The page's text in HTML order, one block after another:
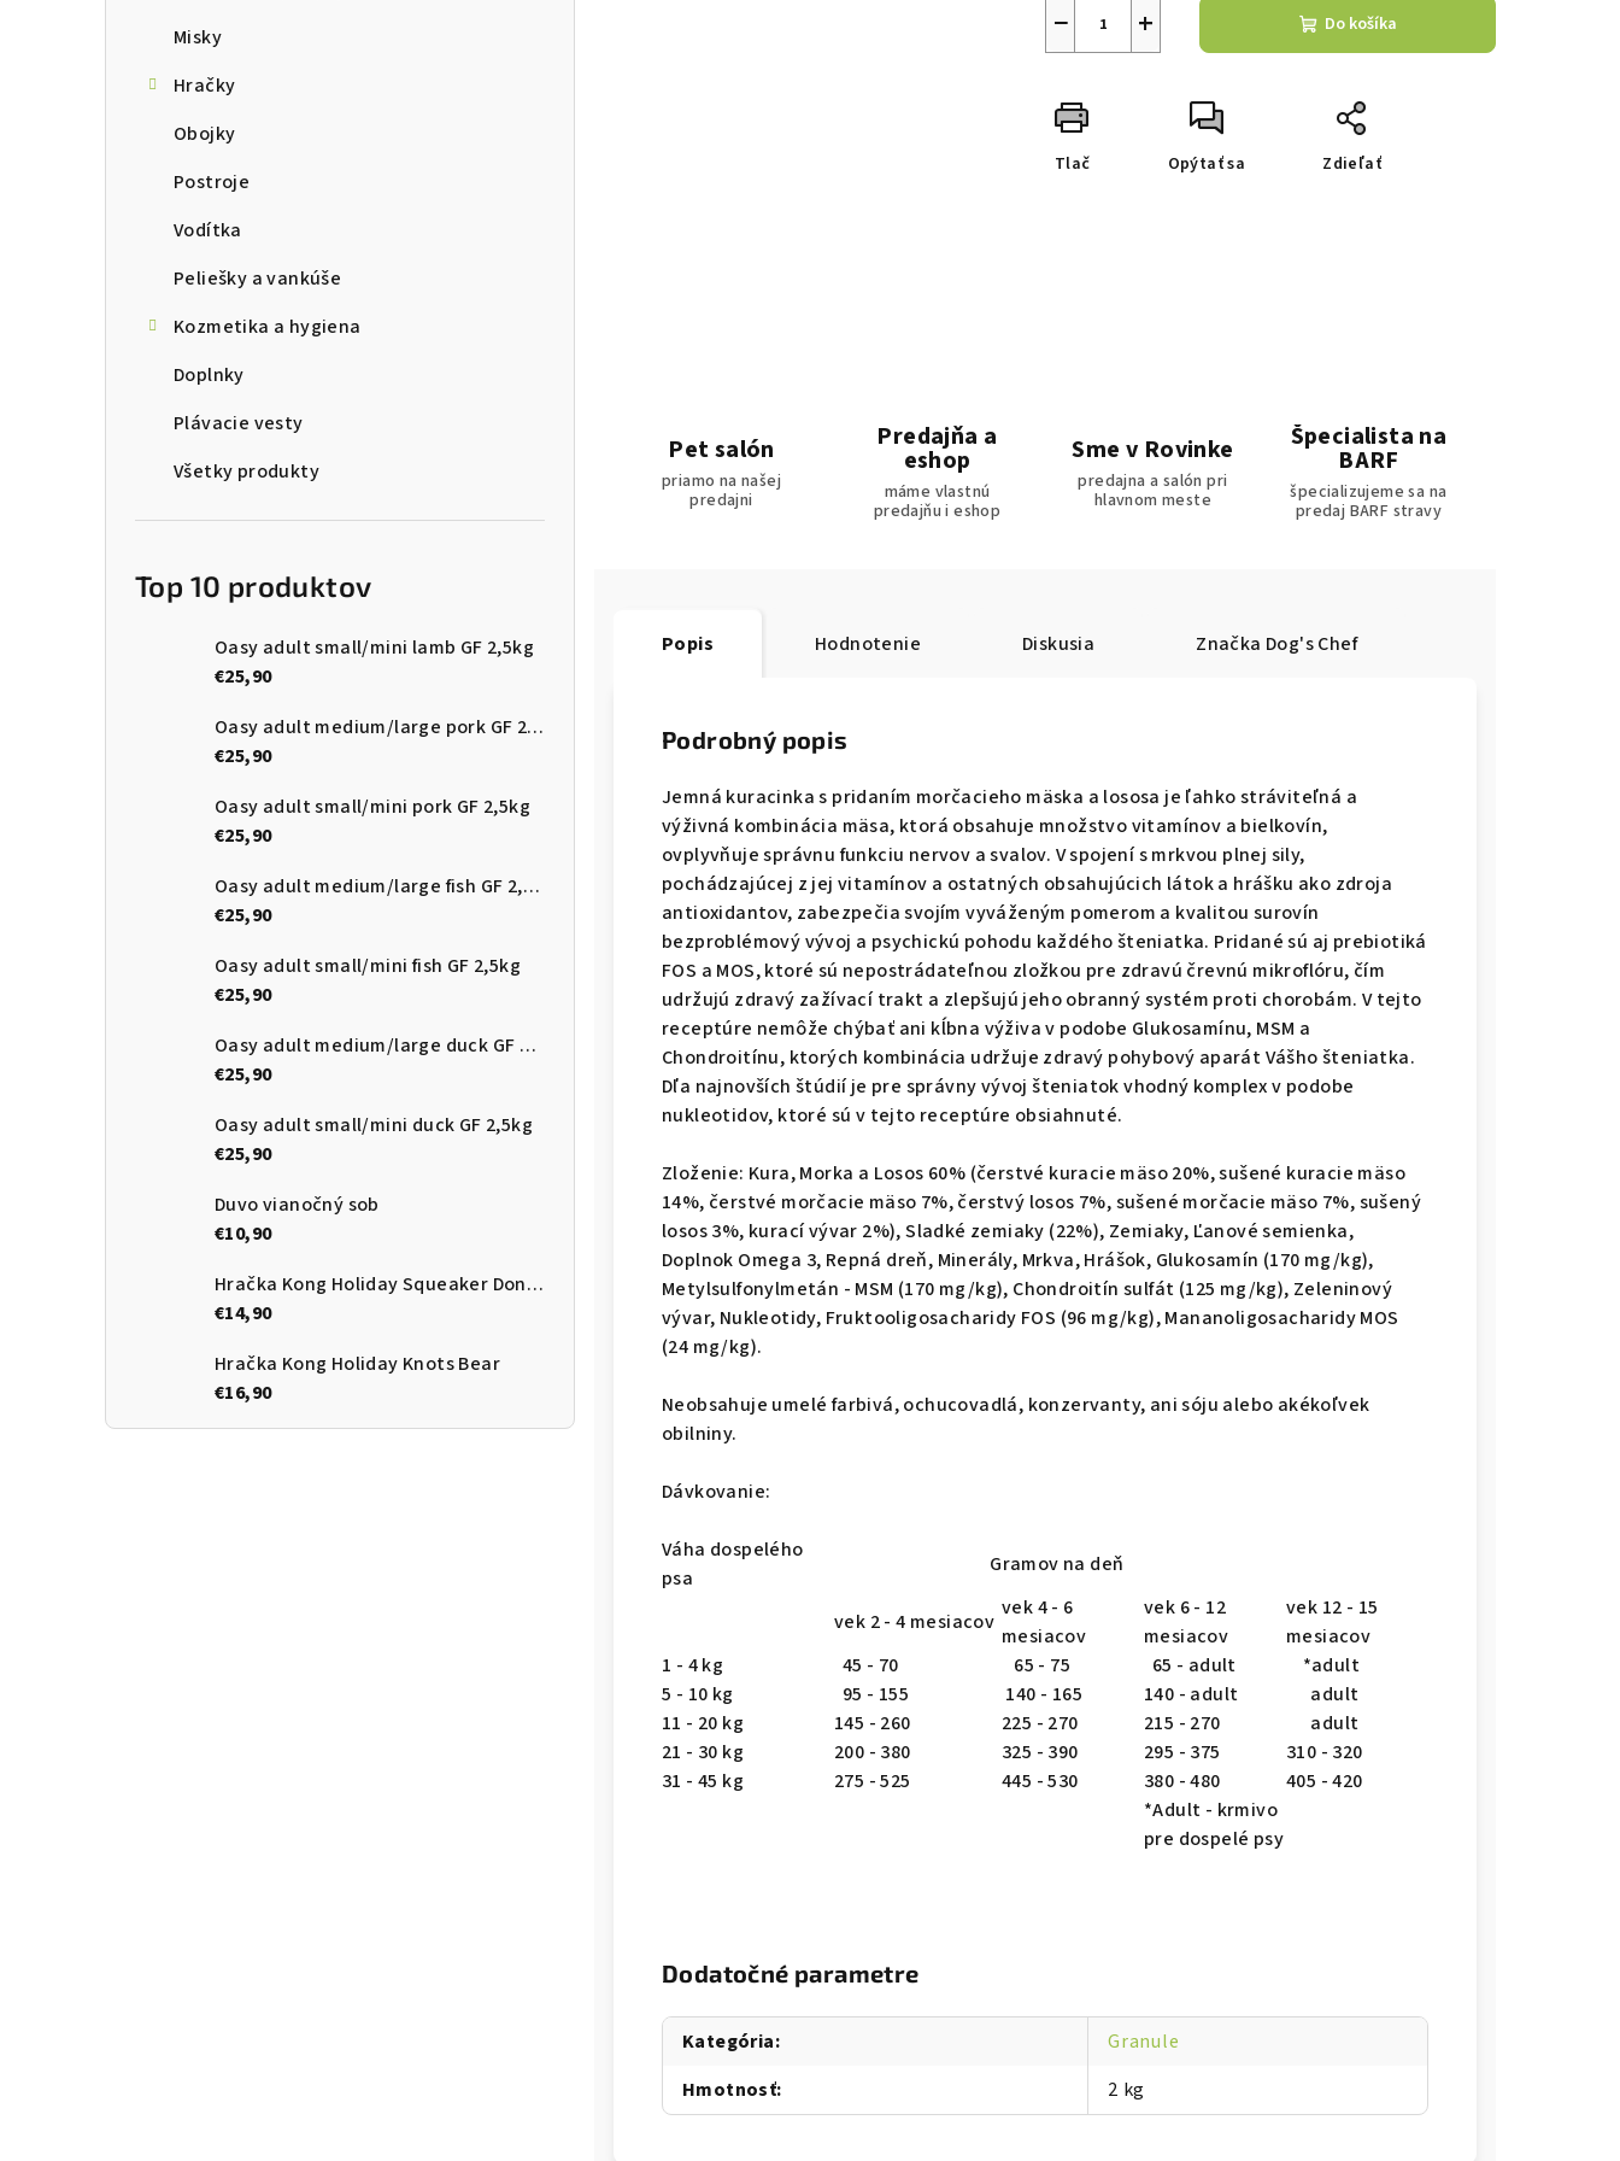
Misky
Hračky
Obojky
Postroje
Vodítka
Peliešky a vankúše
Kozmetika a hygiena
Doplnky
Plávacie vesty
Všetky produkty
Top 10 produktov
Oasy adult small/mini lamb GF 2,5kg
€25,90
Oasy adult medium/large pork GF 2,5kg
€25,90
Oasy adult small/mini pork GF 2,5kg
€25,90
Oasy adult medium/large fish GF 2,5kg
€25,90
Oasy adult small/mini fish GF 2,5kg
€25,90
Oasy adult medium/large duck GF 2,5kg
€25,90
Oasy adult small/mini duck GF 2,5kg
€25,90
Duvo vianočný sob
€10,90
Hračka Kong Holiday Squeaker Donut
€14,90
Hračka Kong Holiday Knots Bear
€16,90
+
− Do košíka
Tlač Opýtať sa Zdieľať
Pet salón
priamo na našej
predajni
Predajňa a
eshop
máme vlastnú
predajňu i eshop
Sme v Rovinke
predajna a salón pri
hlavnom meste
Špecialista na
BARF
špecializujeme sa na
predaj BARF stravy
Popis Hodnotenie Diskusia Značka Dog's Chef
Podrobný popis
Jemná kuracinka s pridaním morčacieho mäska a lososa je ľahko stráviteľná a
výživná kombinácia mäsa, ktorá obsahuje množstvo vitamínov a bielkovín,
ovplyvňuje správnu funkciu nervov a svalov. V spojení s mrkvou plnej sily,
pochádzajúcej z jej vitamínov a ostatných obsahujúcich látok a hrášku ako zdroja
antioxidantov, zabezpečia svojím vyváženým pomerom a kvalitou surovín
bezproblémový vývoj a psychickú pohodu každého šteniatka. Pridané sú aj prebiotiká
FOS a MOS, ktoré sú nepostrádateľnou zložkou pre zdravú črevnú mikroflóru, čím
udržujú zdravý zažívací trakt a zlepšujú jeho obranný systém proti chorobám. V tejto
receptúre nemôže chýbať ani kĺbna výživa v podobe Glukosamínu, MSM a
Chondroitínu, ktorých kombinácia udržuje zdravý pohybový aparát Vášho šteniatka.
Dľa najnovších štúdií je pre správny vývoj šteniatok vhodný komplex v podobe
nukleotidov, ktoré sú v tejto receptúre obsiahnuté.
Zloženie: Kura, Morka a Losos 60% (čerstvé kuracie mäso 20%, sušené kuracie mäso
14%, čerstvé morčacie mäso 7%, čerstvý losos 7%, sušené morčacie mäso 7%, sušený
losos 3%, kurací vývar 2%), Sladké zemiaky (22%), Zemiaky, Ľanové semienka,
Doplnok Omega 3, Repná dreň, Minerály, Mrkva, Hrášok, Glukosamín (170 mg/kg),
Metylsulfonylmetán - MSM (170 mg/kg), Chondroitín sulfát (125 mg/kg), Zeleninový
vývar, Nukleotidy, Fruktooligosacharidy FOS (96 mg/kg), Mananoligosacharidy MOS
(24 mg/kg).
Neobsahuje umelé farbivá, ochucovadlá, konzervanty, ani sóju alebo akékoľvek
obilniny.
Dávkovanie:
Váha dospelého
psa
Gramov na deň
vek 2 - 4 mesiacov
vek 4 - 6
mesiacov
vek 6 - 12
mesiacov
vek 12 - 15
mesiacov
1 - 4 kg
45 - 70 65 - 75 65 - adult
*adult
5 - 10 kg
95 - 155 140 - 165 140 - adult
adult
11 - 20 kg
145 - 260 225 - 270 215 - 270
adult
21 - 30 kg
200 - 380 325 - 390 295 - 375
310 - 320
31 - 45 kg
275 - 525 445 - 530 380 - 480
405 - 420
*Adult - krmivo
pre dospelé psy
Dodatočné parametre
Kategória:
Granule
Hmotnosť: 2 kg